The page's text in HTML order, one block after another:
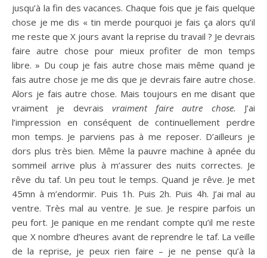
jusqu’à la fin des vacances. Chaque fois que je fais quelque
chose je me dis « tin merde pourquoi je fais ça alors qu’il
me reste que X jours avant la reprise du travail ? Je devrais
faire autre chose pour mieux profiter de mon temps
libre. » Du coup je fais autre chose mais même quand je
fais autre chose je me dis que je devrais faire autre chose.
Alors je fais autre chose. Mais toujours en me disant que
vraiment je devrais vraiment faire autre chose. J’ai
l’impression en conséquent de continuellement perdre
mon temps. Je parviens pas à me reposer. D’ailleurs je
dors plus très bien. Même la pauvre machine à apnée du
sommeil arrive plus à m’assurer des nuits correctes. Je
rêve du taf. Un peu tout le temps. Quand je rêve. Je met
45mn à m’endormir. Puis 1h. Puis 2h. Puis 4h. J’ai mal au
ventre. Très mal au ventre. Je sue. Je respire parfois un
peu fort. Je panique en me rendant compte qu’il me reste
que X nombre d’heures avant de reprendre le taf. La veille
de la reprise, je peux rien faire – je ne pense qu’à la